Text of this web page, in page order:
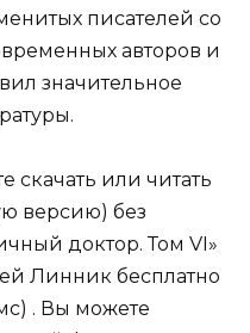
писателей со
авторов и
значительное
скачать или читать
версию) без
доктор. Том VI»
Линник бесплатно
. Вы можете